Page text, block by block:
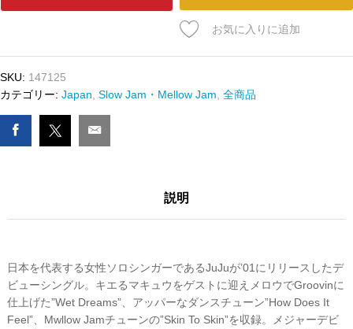
ﾄﾞ
WET
DREAMS
/
DOES
IT
お気に入りに追加
SKU: 147125
カテゴリー: Japan Slow Jam・Mellow Jam 全商品
説明
日本を代表する女性ソロシンガーであるJuJuが’01にリリースしたデ
ビューシングル。キエるマキュウをゲストに迎えメロウでGroovinに
仕上げた”Wet Dreams”、アッパーなダンスチューン”How Does It
Feel”、Mwllow Jamチューンの”Skin To Skin”を収録。メジャーデビ